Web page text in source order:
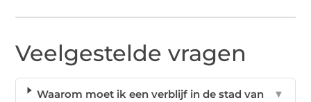
Veelgestelde vragen
Waarom moet ik een verblijf in de stad van
▼